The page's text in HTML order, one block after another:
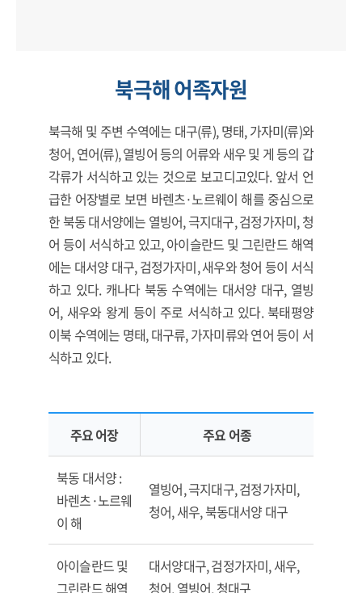
북극해 어족자원
북극해 및 주변 수역에는 대구(류), 명태, 가자미(류)와
청어, 연어(류), 열빙어 등의 어류와 새우 및 게 등의 갑
각류가 서식하고 있는 것으로 보고디고있다. 앞서 언
급한 어장별로 보면 바렌츠·노르웨이 해를 중심으로
한 북동 대서양에는 열빙어, 극지대구, 검정가자미, 청
어 등이 서식하고 있고, 아이슬란드 및 그린란드 해역
에는 대서양 대구, 검정가자미, 새우와 청어 등이 서식
하고 있다. 캐나다 북동 수역에는 대서양 대구, 열빙
어, 새우와 왕게 등이 주로 서식하고 있다. 북태평양
이북 수역에는 명태, 대구류, 가자미류와 연어 등이 서
식하고 있다.
북극해 및 주변 수역의 주요 어족 자원
주요 어장 주요 어종
북동 대서양 :
바렌츠·노르웨
이 해
열빙어, 극지대구, 검정가자미,
청어, 새우, 북동대서양 대구
아이슬란드 및
그린란드 해역
대서양대구, 검정가자미, 새우,
청어, 열빙어, 청대구